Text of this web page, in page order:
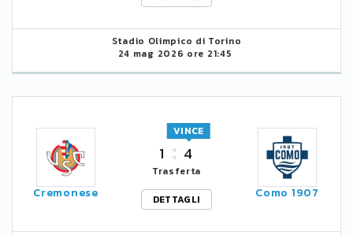
Stadio Olimpico di Torino
24 mag 2026 ore 21:45
Cremonese
1 4
VINCE
Trasferta
DETTAGLI
Como 1907